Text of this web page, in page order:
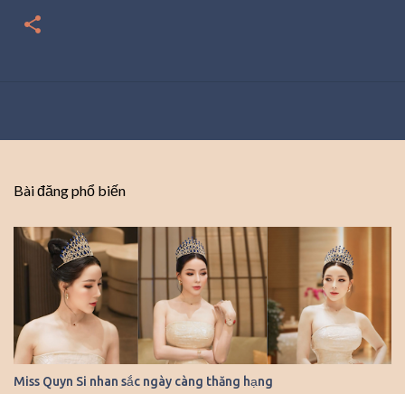
Bài đăng phổ biến
Miss Quyn Si nhan sắc ngày càng thăng hạng